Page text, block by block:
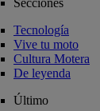
Secciones
Tecnología
Vive tu moto
Cultura Motera
De leyenda
Último